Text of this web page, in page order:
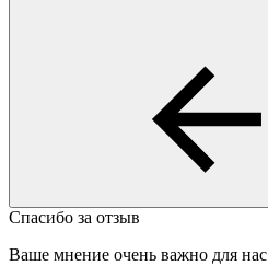
Спасибо за отзыв
Ваше мнение очень важно для нас